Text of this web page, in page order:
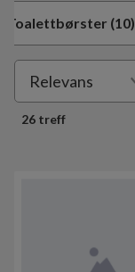
Toalettbørster (10)
sortering
Relevans
26 treff